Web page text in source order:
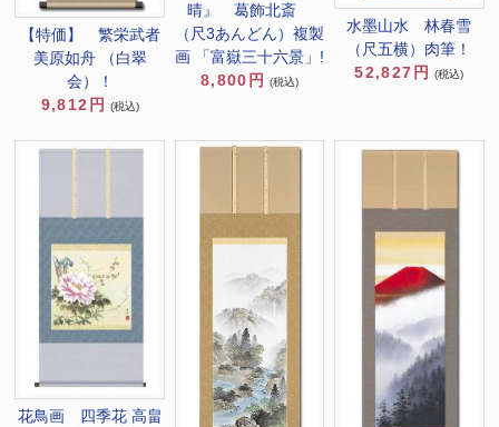
【特価】 繁栄武者
美原如舟 （白翠
会）！
9,812円
(税込)
晴』 葛飾北斎
（尺3あんどん）複製
画 「富嶽三十六景」!
8,800円
(税込)
水墨山水 林春雪
（尺五横）肉筆！
52,827円
(税込)
花鳥画 四季花 高畠